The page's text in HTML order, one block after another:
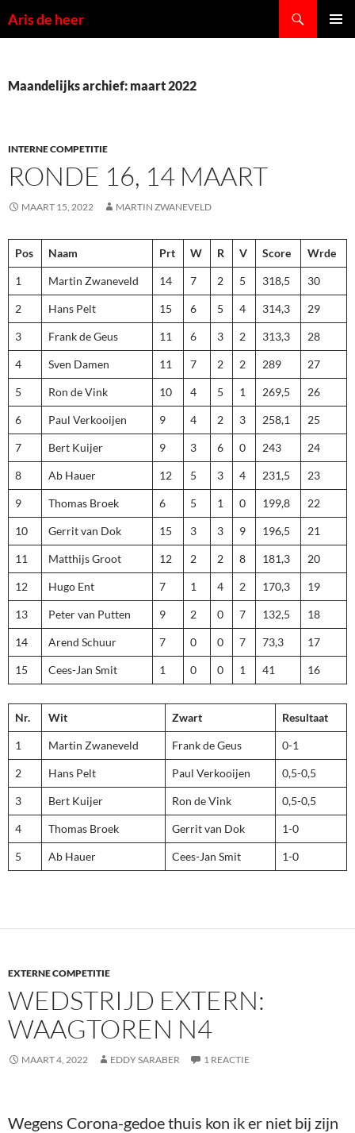
naar
Aris de heer
Maandelijks archief: maart 2022
INTERNE COMPETITIE
RONDE 16, 14 MAART
MAART 15, 2022 MARTIN ZWANEVELD
Pos Naam Prt W R V Score Wrde
1 Martin Zwaneveld 14 7 2 5 318,5 30
2 Hans Pelt 15 6 5 4 314,3 29
3 Frank de Geus 11 6 3 2 313,3 28
4 Sven Damen 11 7 2 2 289 27
5 Ron de Vink 10 4 5 1 269,5 26
6 Paul Verkooijen 9 4 2 3 258,1 25
7 Bert Kuijer 9 3 6 0 243 24
8 Ab Hauer 12 5 3 4 231,5 23
9 Thomas Broek 6 5 1 0 199,8 22
10 Gerrit van Dok 15 3 3 9 196,5 21
11 Matthijs Groot 12 2 2 8 181,3 20
12 Hugo Ent 7 1 4 2 170,3 19
13 Peter van Putten 9 2 0 7 132,5 18
14 Arend Schuur 7 0 0 7 73,3 17
15 Cees-Jan Smit 1 0 0 1 41 16
Nr. Wit Zwart Resultaat
1 Martin Zwaneveld Frank de Geus 0-1
2 Hans Pelt Paul Verkooijen 0,5-0,5
3 Bert Kuijer Ron de Vink 0,5-0,5
4 Thomas Broek Gerrit van Dok 1-0
5 Ab Hauer Cees-Jan Smit 1-0
EXTERNE COMPETITIE
WEDSTRIJD EXTERN:
WAAGTOREN N4
MAART 4, 2022 EDDY SARABER 1 REACTIE
Wegens Corona-gedoe thuis kon ik er niet bij zijn